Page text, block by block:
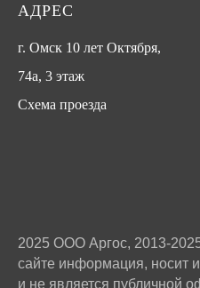
АДРЕС
г. Омск 10 лет Октября,
74а, 3 этаж
Схема проезда
2025 ООО Аргос, 2013-
сайте информация, носит
и не является публичной